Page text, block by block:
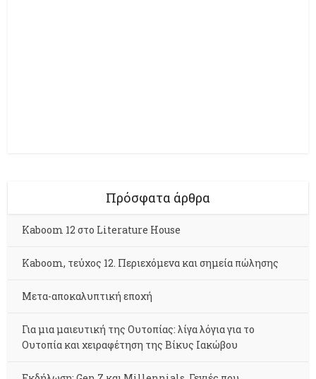
Πρόσφατα άρθρα
Kaboom 12 στο Literature House
Kaboom, τεύχος 12. Περιεχόμενα και σημεία πώλησης
Μετα-αποκαλυπτική εποχή
Για μια μαιευτική της Ουτοπίας: λίγα λόγια για το
Ουτοπία και χειραφέτηση της Βίκυς Ιακώβου